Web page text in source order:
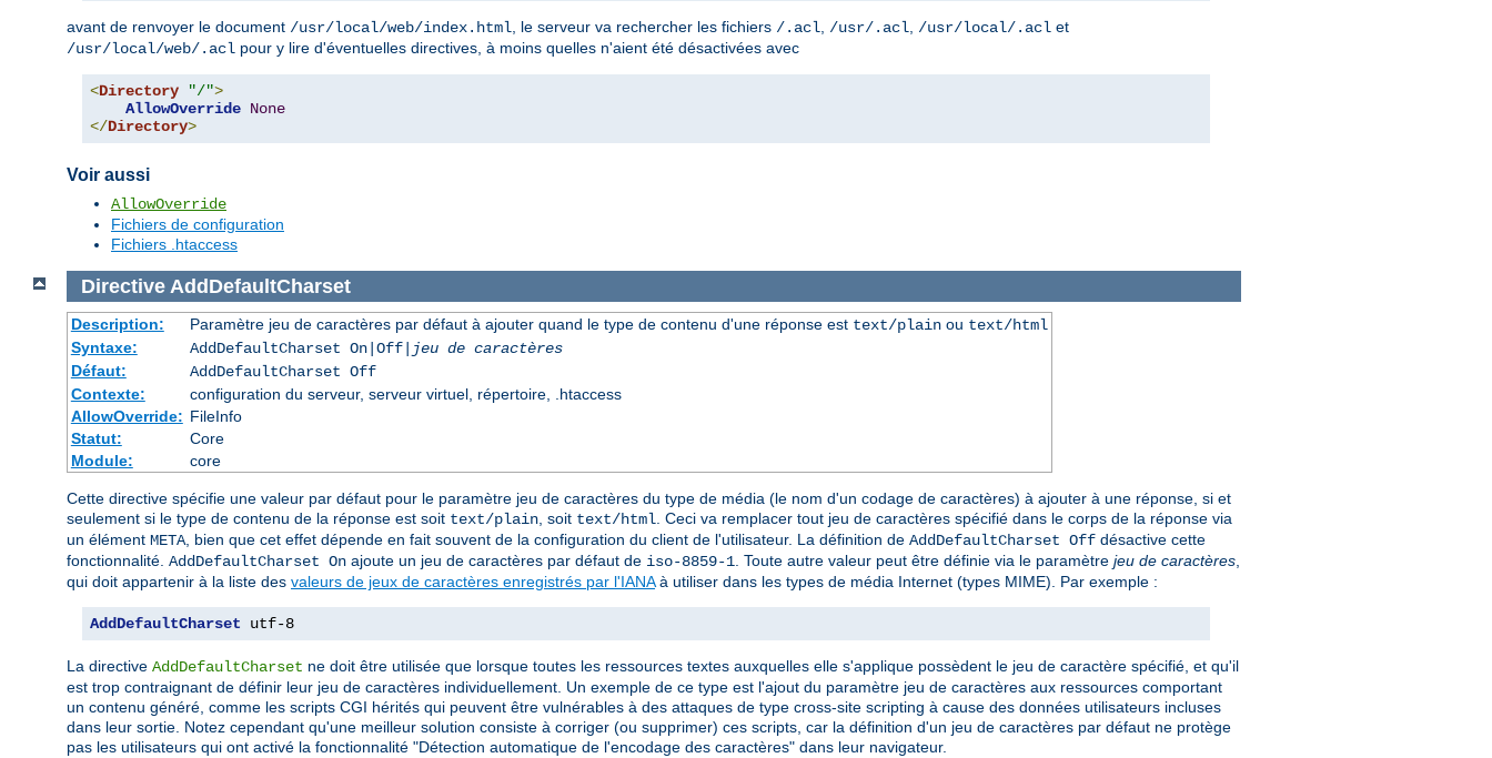
avant de renvoyer le document /usr/local/web/index.html , le serveur va rechercher les fichiers /.acl /usr/.acl /usr/local/.acl et
/usr/local/web/.acl pour y lire d'éventuelles directives, à moins quelles n'aient été désactivées avec
<Directory "/">
AllowOverride None
</Directory>
Voir aussi
AllowOverride
Fichiers de configuration
Fichiers .htaccess
Directive AddDefaultCharset
Description: Paramètre jeu de caractères par défaut à ajouter quand le type de contenu d'une réponse est text/plainou text/html
Syntaxe:
AddDefaultCharset On|Off|
jeu de caractères
Défaut:
AddDefaultCharset Off
Contexte:
configuration du serveur, serveur virtuel, répertoire, .htaccess
AllowOverride: FileInfo
Statut:
Core
Module:
core
Cette directive spécifie une valeur par défaut pour le paramètre jeu de caractères du type de média (le nom d'un codage de caractères) à ajouter à une réponse, si et
seulement si le type de contenu de la réponse est soit text/plain, soit text/html. Ceci va remplacer tout jeu de caractères spécifié dans le corps de la réponse via
un élément META, bien que cet effet dépende en fait souvent de la configuration du client de l'utilisateur. La définition de AddDefaultCharset Off désactive cette
fonctionnalité. AddDefaultCharset On ajoute un jeu de caractères par défaut de iso-8859-1. Toute autre valeur peut être définie via le paramètre jeu de caractères,
qui doit appartenir à la liste des valeurs de jeux de caractères enregistrés par l'IANAà utiliser dans les types de média Internet (types MIME). Par exemple :
AddDefaultCharset utf-8
La directive AddDefaultCharset ne doit être utilisée que lorsque toutes les ressources textes auxquelles elle s'applique possèdent le jeu de caractère spécifié, et qu'il
est trop contraignant de définir leur jeu de caractères individuellement. Un exemple de ce type est l'ajout du paramètre jeu de caractères aux ressources comportant
un contenu généré, comme les scripts CGI hérités qui peuvent être vulnérables à des attaques de type cross-site scripting à cause des données utilisateurs incluses
dans leur sortie. Notez cependant qu'une meilleur solution consiste à corriger (ou supprimer) ces scripts, car la définition d'un jeu de caractères par défaut ne protège
pas les utilisateurs qui ont activé la fonctionnalité "Détection automatique de l'encodage des caractères" dans leur navigateur.